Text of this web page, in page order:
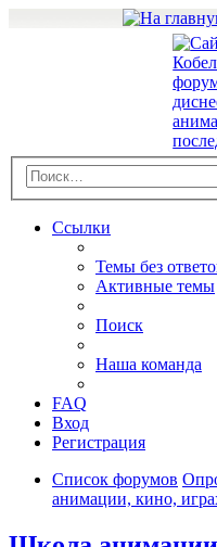
Ссылки
Темы без
Активные темы
Поиск
Наша команда
FAQ
Вход
Регистрация
Список форумов
анимации, кино,